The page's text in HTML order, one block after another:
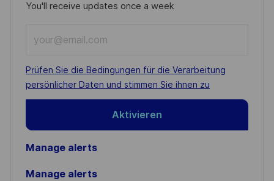
You'll receive updates once a week
Email
address
(Required)
Required
Prüfen Sie die Bedingungen für die Verarbeitung
persönlicher Daten und stimmen Sie ihnen zu
Aktivieren
Manage alerts
Manage alerts